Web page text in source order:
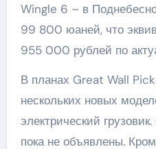
Wingle 6 – в
99 800 юаней, что
955 000 рублей по
В планах Great Wall
нескольких новых
электрический
пока не объявлены.